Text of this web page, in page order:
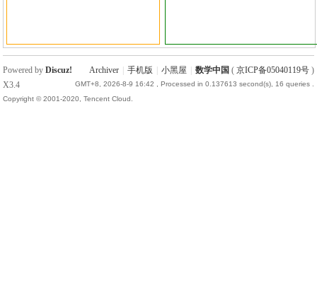
Archiver 手机版 小黑屋 数学中国 ( 京ICP备05040119号)
GMT+8, 2026-8-9 16:42 , Processed in 0.137613 second(s), 16 queries .
Powered byDiscuz!
X3.4
Copyright © 2001-2020, Tencent Cloud.